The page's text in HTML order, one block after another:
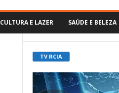
CULTURA E LAZER SAÚDE E BELEZA
TV RCIA